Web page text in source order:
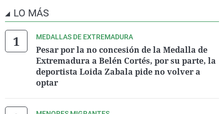
LO MÁS
MEDALLAS DE EXTREMADURA
Pesar por la no concesión de la Medalla de
Extremadura a Belén Cortés, por su parte, la
deportista Loida Zabala pide no volver a
optar